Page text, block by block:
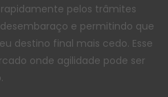
pelos trâmites
e permitindo que
destino final mais cedo. Esse
onde agilidade pode ser